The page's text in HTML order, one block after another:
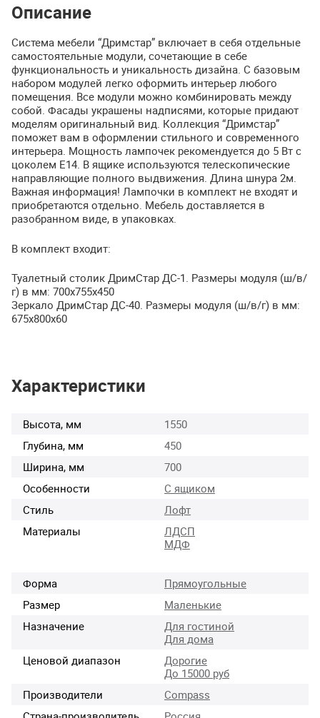
Описание
Система мебели “Дримстар” включает в себя отдельные
самостоятельные модули, сочетающие в себе
функциональность и уникальность дизайна. С базовым
набором модулей легко оформить интерьер любого
помещения. Все модули можно комбинировать между
собой. Фасады украшены надписями, которые придают
моделям оригинальный вид. Коллекция “Дримстар”
поможет вам в оформлении стильного и современного
интерьера. Мощность лампочек рекомендуется до 5 Вт с
цоколем Е14. В ящике используются телескопические
направляющие полного выдвижения. Длина шнура 2м.
Важная информация! Лампочки в комплект не входят и
приобретаются отдельно. Мебель доставляется в
разобранном виде, в упаковках.
В комплект входит:
Туалетный столик ДримСтар ДС-1. Размеры модуля (ш/в/
г) в мм: 700х755х450
Зеркало ДримСтар ДС-40. Размеры модуля (ш/в/г) в мм:
675х800х60
Характеристики
Высота, мм
1550
Глубина, мм
450
Ширина, мм
700
Особенности
С ящиком
Стиль
Лофт
Материалы
ЛДСП
МДФ
Форма
Прямоугольные
Размер
Маленькие
Назначение
Для гостиной
Для дома
Ценовой диапазон
Дорогие
До 15000 руб
Производители
Compass